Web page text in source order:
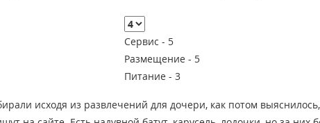
Сервис - 5
Размещение - 5
Питание - 3
исходя из развлечений для дочери, как потом